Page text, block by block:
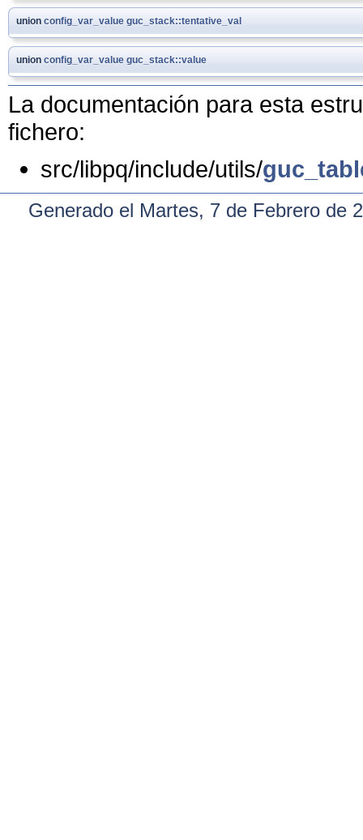
union config_var_value guc_stack::tentative_val
union config_var_value guc_stack::value
La documentación para esta
fichero:
src/libpq/include/utils/
Generado el Martes, 7 de Febrero de